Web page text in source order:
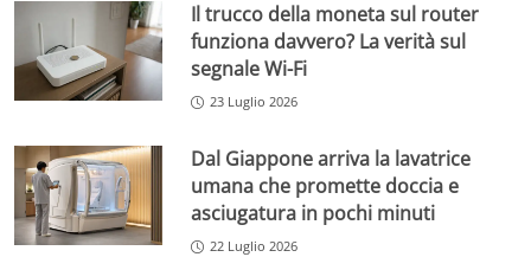
Il trucco della moneta sul router
funziona davvero? La verità sul
segnale Wi-Fi
23 Luglio 2026
Dal Giappone arriva la lavatrice
umana che promette doccia e
asciugatura in pochi minuti
22 Luglio 2026